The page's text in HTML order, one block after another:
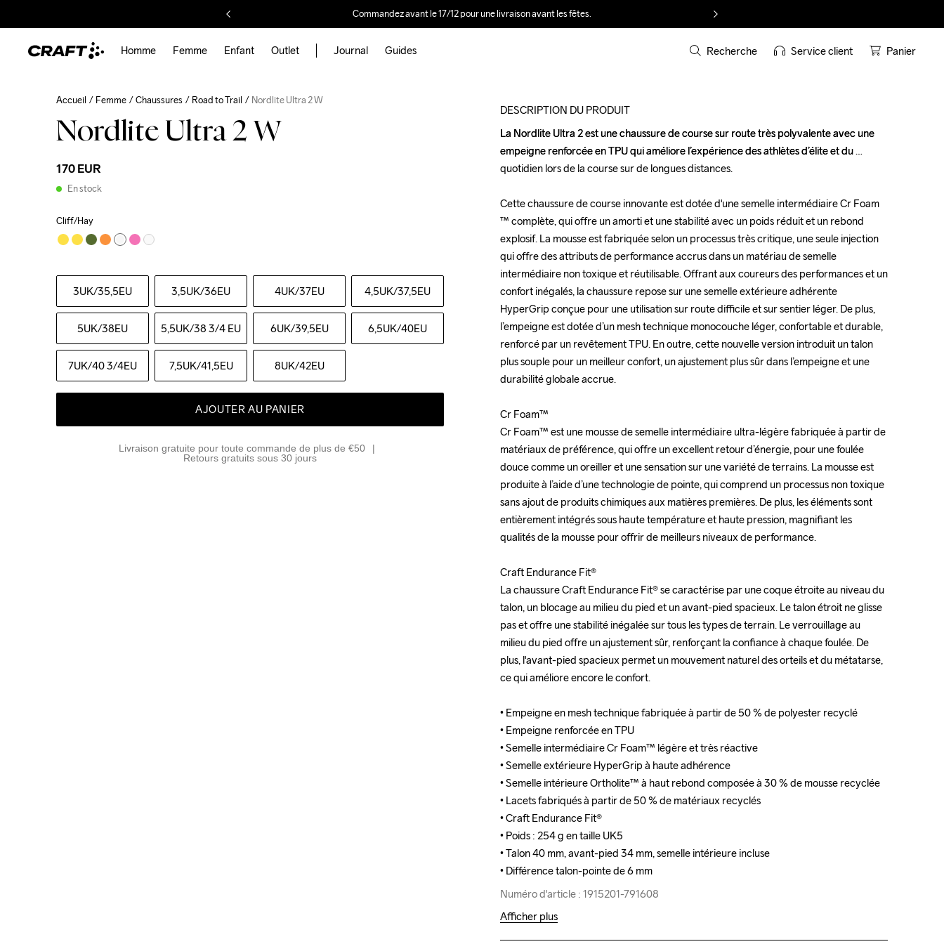
Commandez avant le 17/12 pour une livraison avant les fêtes.
Homme Femme Enfant Outlet Journal Guides Recherche Service client Panier
Accueil Femme Chaussures Road to Trail Nordlite Ultra 2 W
Nordlite Ultra 2 W
170 EUR
En stock
Cliff/Hay
3UK/35,5EU 3,5UK/36EU 4UK/37EU 4,5UK/37,5EU
5UK/38EU 5,5UK/38 3/4 EU 6UK/39,5EU 6,5UK/40EU
7UK/40 3/4EU 7,5UK/41,5EU 8UK/42EU
AJOUTER AU PANIER
Livraison gratuite pour toute commande de plus de €50
Retours gratuits sous 30 jours
DESCRIPTION DU PRODUIT
La Nordlite Ultra 2 est une chaussure de course sur route très polyvalente avec une
empeigne renforcée en TPU qui améliore l’expérience des athlètes d’élite et du
quotidien lors de la course sur de longues distances.
Cette chaussure de course innovante est dotée d'une semelle intermédiaire Cr Foam
™ complète, qui offre un amorti et une stabilité avec un poids réduit et un rebond
explosif. La mousse est fabriquée selon un processus très critique, une seule injection
qui offre des attributs de performance accrus dans un matériau de semelle
intermédiaire non toxique et réutilisable. Offrant aux coureurs des performances et un
confort inégalés, la chaussure repose sur une semelle extérieure adhérente
HyperGrip conçue pour une utilisation sur route difficile et sur sentier léger. De plus,
l’empeigne est dotée d’un mesh technique monocouche léger, confortable et durable,
renforcé par un revêtement TPU. En outre, cette nouvelle version introduit un talon
plus souple pour un meilleur confort, un ajustement plus sûr dans l’empeigne et une
durabilité globale accrue.
Cr Foam™
Cr Foam™ est une mousse de semelle intermédiaire ultra-légère fabriquée à partir de
matériaux de préférence, qui offre un excellent retour d’énergie, pour une foulée
douce comme un oreiller et une sensation sur une variété de terrains. La mousse est
produite à l’aide d’une technologie de pointe, qui comprend un processus non toxique
sans ajout de produits chimiques aux matières premières. De plus, les éléments sont
entièrement intégrés sous haute température et haute pression, magnifiant les
qualités de la mousse pour offrir de meilleurs niveaux de performance.
Craft Endurance Fit®
La chaussure Craft Endurance Fit® se caractérise par une coque étroite au niveau du
talon, un blocage au milieu du pied et un avant-pied spacieux. Le talon étroit ne glisse
pas et offre une stabilité inégalée sur tous les types de terrain. Le verrouillage au
milieu du pied offre un ajustement sûr, renforçant la confiance à chaque foulée. De
plus, l'avant-pied spacieux permet un mouvement naturel des orteils et du métatarse,
ce qui améliore encore le confort.
• Empeigne en mesh technique fabriquée à partir de 50 % de polyester recyclé
• Empeigne renforcée en TPU
• Semelle intermédiaire Cr Foam™ légère et très réactive
• Semelle extérieure HyperGrip à haute adhérence
• Semelle intérieure Ortholite™ à haut rebond composée à 30 % de mousse recyclée
• Lacets fabriqués à partir de 50 % de matériaux recyclés
• Craft Endurance Fit®
• Poids : 254 g en taille UK5
• Talon 40 mm, avant-pied 34 mm, semelle intérieure incluse
• Différence talon-pointe de 6 mm
Numéro d'article : 1915201-791608
La Nordlite Ultra 2 est une chaussure de course sur route très polyvalente avec une
empeigne renforcée en TPU qui améliore l’expérience des athlètes d’élite et du
quotidien lors de la course sur de longues distances.
Cette chaussure de course innovante est dotée d'une semelle intermédiaire Cr Foam
™ complète, qui offre un amorti et une stabilité avec un poids réduit et un rebond
explosif. La mousse est fabriquée selon un processus très critique, une seule injection
qui offre des attributs de performance accrus dans un matériau de semelle
intermédiaire non toxique et réutilisable. Offrant aux coureurs des performances et un
confort inégalés, la chaussure repose sur une semelle extérieure adhérente
HyperGrip conçue pour une utilisation sur route difficile et sur sentier léger. De plus,
l’empeigne est dotée d’un mesh technique monocouche léger, confortable et durable,
renforcé par un revêtement TPU. En outre, cette nouvelle version introduit un talon
plus souple pour un meilleur confort, un ajustement plus sûr dans l’empeigne et une
durabilité globale accrue.
Cr Foam™
Cr Foam™ est une mousse de semelle intermédiaire ultra-légère fabriquée à partir de
matériaux de préférence, qui offre un excellent retour d’énergie, pour une foulée
douce comme un oreiller et une sensation sur une variété de terrains. La mousse est
produite à l’aide d’une technologie de pointe, qui comprend un processus non toxique
sans ajout de produits chimiques aux matières premières. De plus, les éléments sont
entièrement intégrés sous haute température et haute pression, magnifiant les
qualités de la mousse pour offrir de meilleurs niveaux de performance.
Craft Endurance Fit®
La chaussure Craft Endurance Fit® se caractérise par une coque étroite au niveau du
talon, un blocage au milieu du pied et un avant-pied spacieux. Le talon étroit ne glisse
pas et offre une stabilité inégalée sur tous les types de terrain. Le verrouillage au
milieu du pied offre un ajustement sûr, renforçant la confiance à chaque foulée. De
plus, l'avant-pied spacieux permet un mouvement naturel des orteils et du métatarse,
ce qui améliore encore le confort.
• Empeigne en mesh technique fabriquée à partir de 50 % de polyester recyclé
• Empeigne renforcée en TPU
• Semelle intermédiaire Cr Foam™ légère et très réactive
• Semelle extérieure HyperGrip à haute adhérence
• Semelle intérieure Ortholite™ à haut rebond composée à 30 % de mousse recyclée
• Lacets fabriqués à partir de 50 % de matériaux recyclés
• Craft Endurance Fit®
• Poids : 254 g en taille UK5
• Talon 40 mm, avant-pied 34 mm, semelle intérieure incluse
• Différence talon-pointe de 6 mm
Numéro d'article : 1915201-791608
Afficher plus